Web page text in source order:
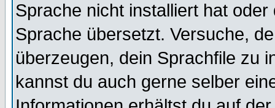
Sprache nicht installiert hat
Sprache übersetzt. Versuche,
überzeugen, dein Sprachfile zu
kannst du auch gerne selber